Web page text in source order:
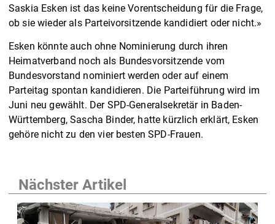
Saskia Esken ist das keine Vorentscheidung für die Frage,
ob sie wieder als Parteivorsitzende kandidiert oder nicht.»
Esken könnte auch ohne Nominierung durch ihren
Heimatverband noch als Bundesvorsitzende vom
Bundesvorstand nominiert werden oder auf einem
Parteitag spontan kandidieren. Die Parteiführung wird im
Juni neu gewählt. Der SPD-Generalsekretär in Baden-
Württemberg, Sascha Binder, hatte kürzlich erklärt, Esken
gehöre nicht zu den vier besten SPD-Frauen.
Nächster Artikel